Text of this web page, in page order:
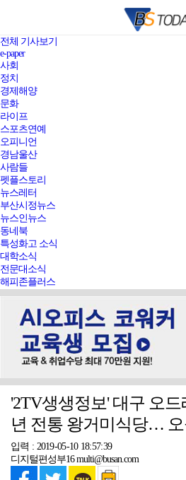
전체 기사보기
e-paper
사회
정치
경제해양
문화
라이프
스포츠연예
오피니언
경남울산
사람들
펫플스토리
뉴스레터
부산시정뉴스
뉴스인뉴스
동네북
특성화고 소식
대학소식
전문대소식
해피존플러스
'2TV생생정보' 대구 오
년 전통 왕거미식당… 오
입력 : 2019-05-10 18:57:39
디지털편성부16 multi@busan.com